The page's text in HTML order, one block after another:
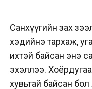
Санхүүгийн зах
хэдийнэ тархаж,
ихтэй байсан энэ
эхэллээ.
хувьтай байсан бол